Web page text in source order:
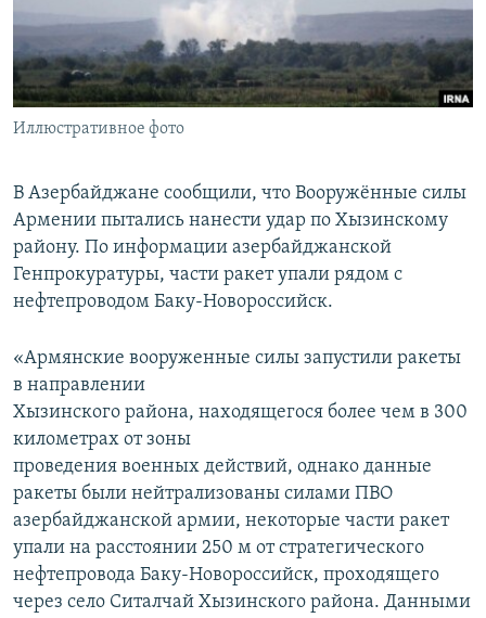
СПОРТ
МИР
БЛОГИ
ГОЛОСА
ЧИТАЕМ ПРЕССУ
АРХИВ РАДИОПРОГРАММЫ
Все сайты РСЕ/РС
Иллюстративное фото
В Азербайджане сообщили, что Вооружённые силы
Армении пытались нанести удар по Хызинскому
району. По информации азербайджанской
Генпрокуратуры, части ракет упали рядом с
нефтепроводом Баку-Новороссийск.
«Армянские вооруженные силы запустили ракеты
в направлении
Хызинского района, находящегося более чем в 300
километрах от зоны
проведения военных действий, однако данные
ракеты были нейтрализованы силами ПВО
азербайджанской армии, некоторые части ракет
упали на расстоянии 250 м от стратегического
нефтепровода Баку-Новороссийск, проходящего
через село Ситалчай Хызинского района. Данными